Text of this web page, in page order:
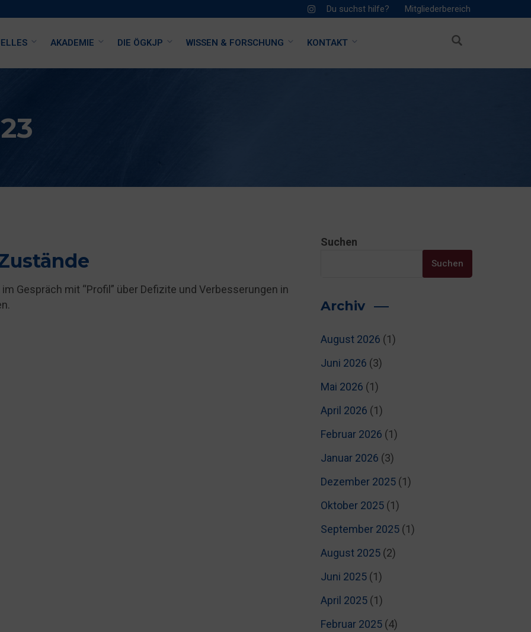
Du suchst hilfe? Mitgliederbereich
AKADEMIE DIE ÖGKJP WISSEN & FORSCHUNG KONTAKT
Gespräch mit “Profil” über Defizite und Verbesserungen in
Suchen
Suchen
Archiv
August 2026 (1)
Juni 2026 (3)
Mai 2026 (1)
April 2026 (1)
Februar 2026 (1)
Januar 2026 (3)
Dezember 2025(1)
Oktober 2025(1)
September 2025(1)
August 2025(2)
Juni 2025(1)
April 2025(1)
Februar 2025(4)